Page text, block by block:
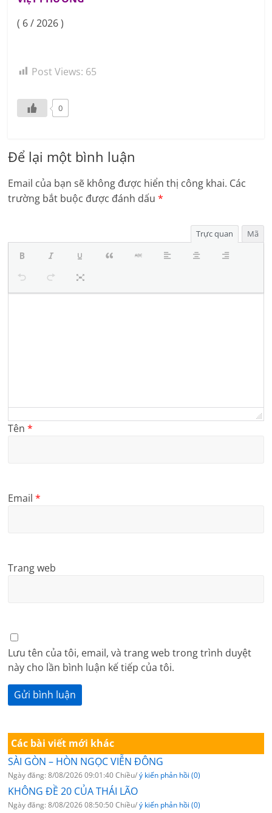
( 6 / 2026 )
Post Views: 65
0
Để lại một bình luận
Email của bạn sẽ không được hiển thị công khai. Các
trường bắt buộc được đánh dấu*
Trực quan Mã
Tên*
Email*
Trang web
Lưu tên của tôi, email, và trang web trong trình duyệt
này cho lần bình luận kế tiếp của tôi.
Các bài viết mới khác
SÀI GÒN – HÒN NGỌC VIỄN ĐÔNG
Ngày đăng: 8/08/2026 09:01:40 Chiều/ý kiến phản hồi (0)
KHÔNG ĐỀ 20 CỦA THÁI LÃO
Ngày đăng: 8/08/2026 08:50:50 Chiều/ý kiến phản hồi (0)